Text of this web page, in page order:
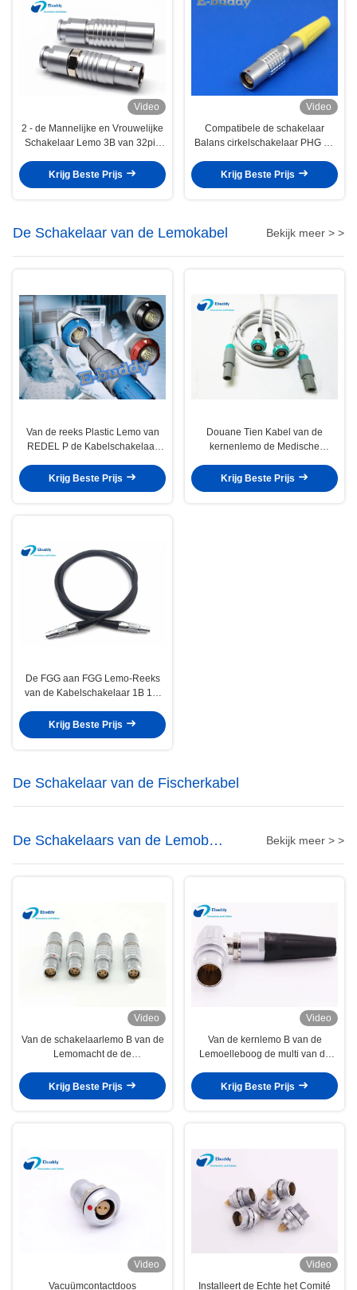
Video
2 - de Mannelijke en Vrouwelijke
Schakelaar Lemo 3B van 32pin
Uitbreidingskabels
Krijg Beste Prijs
Video
Compatibele de schakelaar
Balans cirkelschakelaar PHG 1B
contactdoos
Krijg Beste Prijs
De Schakelaar van de Lemokabel Bekijk meer > >
Van de reeks Plastic Lemo van
REDEL P de Kabelschakelaar
de de industrieendoscoop
Krijg Beste Prijs
Douane Tien Kabel van de
kernenlemo de Medische
ziekenhuismachine
Krijg Beste Prijs
De FGG aan FGG Lemo-Reeks
van de Kabelschakelaar 1B 1M
van ARRI MINI
Krijg Beste Prijs
De Schakelaar van de Fischerkabel
De Schakelaars van de Lemob
Reeks
Bekijk meer > >
Video
Van de schakelaarlemo B van de
Lemomacht de de
epische kabel van Lemo FGJ 1B
6pin stoppen
Krijg Beste Prijs
Video
Van de kernlemo B van de
Lemoelleboog de multi van de
hoek 90 graad mannelijke stop
Krijg Beste Prijs
Video
Vacuümcontactdoos
Video
Installeert de Echte het Comité